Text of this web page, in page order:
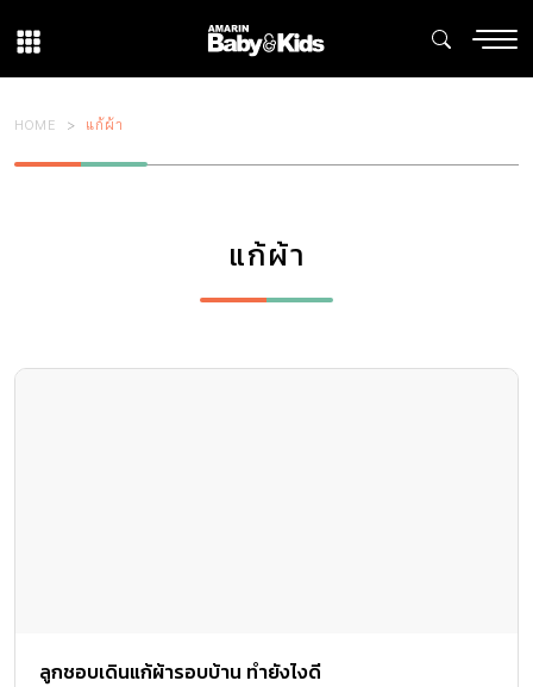
HOME แก้ผ้า
แก้ผ้า
ลูกชอบเดินแก้ผ้ารอบบ้าน ทำยังไงดี